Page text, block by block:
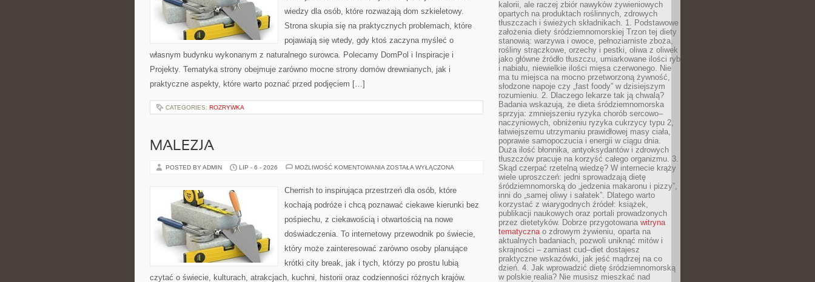
wiedzy dla osób, które rozważają dom szkieletowy.
Strona skupia się na praktycznych problemach, które
pojawiają się wtedy, gdy ktoś zaczyna myśleć o
własnym budynku wykonanym z naturalnego surowca. Polecamy DomPol i Inspiracje i
Projekty. Tematyka strony obejmuje zarówno mocne strony domów drewnianych, jak i
praktyczne aspekty, które warto poznać przed podjęciem […]
CATEGORIES: ROZRYWKA
MALEZJA
POSTED BY ADMIN LIP - 6 - 2026 MOŻLIWOŚĆ KOMENTOWANIA MALEZJA
ZOSTAŁA WYŁĄCZONA
Cherrish to inspirująca przestrzeń dla osób, które
kochają podróże i chcą poznawać ciekawe kierunki bez
pośpiechu, z ciekawością i otwartością na nowe
doświadczenia. To internetowy przewodnik po świecie,
który może zainteresować zarówno osoby planujące
krótki city break, jak i tych, którzy po prostu lubią
czytać o świecie, kulturach, atrakcjach, kuchni, historii oraz codzienności różnych krajów.
kalorii, ale raczej zbiór nawyków żywieniowych
opartych na produktach roślinnych, zdrowych
tłuszczach i świeżych składnikach. 1. Podstawowe
założenia diety śródziemnomorskiej Trzon tej diety
stanowią: warzywa i owoce, pełnoziarniste zboża,
rośliny strączkowe, orzechy i pestki, oliwa z oliwek
jako główne źródło tłuszczu, umiarkowane ilości ryb
i nabiału, niewielkie ilości mięsa czerwonego. Nie
ma tu miejsca na mocno przetworzoną żywność,
słodzone napoje czy „fast foody” w dzisiejszym
rozumieniu. 2. Dlaczego lekarze tak ją chwalą?
Badania wskazują, że dieta śródziemnomorska
sprzyja: zmniejszeniu ryzyka chorób sercowo–
naczyniowych, obniżeniu ryzyka cukrzycy typu 2,
łatwiejszemu utrzymaniu prawidłowej masy ciała,
poprawie samopoczucia i energii w ciągu dnia.
Duża ilość błonnika, antyoksydantów i zdrowych
tłuszczów pracuje na korzyść całego organizmu. 3.
Skąd czerpać rzetelną wiedzę? W internecie krąży
wiele uproszczeń: jedni sprowadzają dietę
śródziemnomorską do „jedzenia makaronu i pizzy”,
inni do „samej oliwy i sałatek”. Dlatego warto
korzystać z wiarygodnych źródeł: książek,
publikacji naukowych oraz portali prowadzonych
przez dietetyków. Dobrze przygotowana witryna
tematycznao zdrowym żywieniu, oparta na
aktualnych badaniach, pozwoli uniknąć mitów i
skrajności – zamiast cud–diet dostajesz
praktyczne wskazówki, jak jeść mądrzej na co
dzień. 4. Jak wprowadzić dietę śródziemnomorską
w polskie realia? Nie musisz mieszkać nad